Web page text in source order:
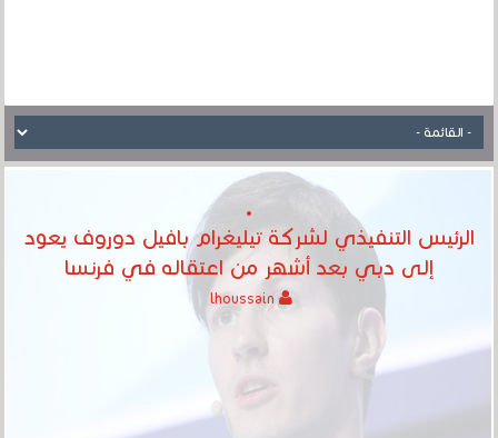
الرئيس التنفيذي لشركة تيليغرام بافيل دوروف يعود
إلى دبي بعد أشهر من اعتقاله في فرنسا